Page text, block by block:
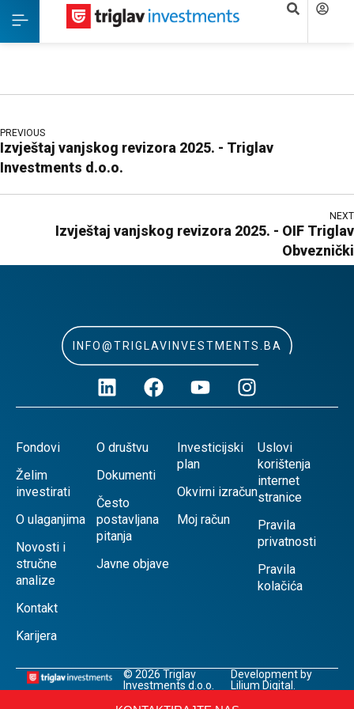
PREVIOUS
Izvještaj vanjskog revizora 2025. - Triglav
Investments d.o.o.
NEXT
Izvještaj vanjskog revizora 2025. - OIF Triglav
Obveznički
INFO@TRIGLAVINVESTMENTS.BA
Fondovi
Želim
investirati
O ulaganjima
Novosti i
stručne
analize
Kontakt
Karijera
O društvu
Dokumenti
Često
postavljana
pitanja
Javne objave
Investicijski
plan
Okvirni izračun
Moj račun
Uslovi
korištenja
internet
stranice
Pravila
privatnosti
Pravila
kolačića
© 2026 Triglav
Investments d.o.o.
Development by
Lilium Digital.